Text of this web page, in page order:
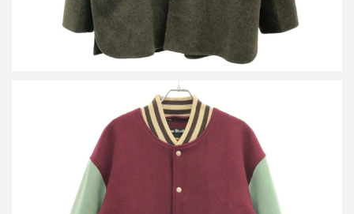
アクネストゥディオズ フェイスパッチ ヴァーシティジャケット